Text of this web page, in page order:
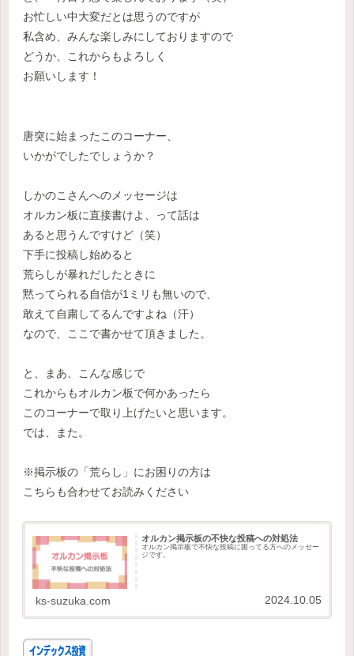
お忙しい中大変だとは思うのですが
私含め、みんな楽しみにしておりますので
どうか、これからもよろしく
お願いします！
唐突に始まったこのコーナー、
いかがでしたでしょうか？
しかのこさんへのメッセージは
オルカン板に直接書けよ、って話は
あると思うんですけど（笑）
下手に投稿し始めると
荒らしが暴れだしたときに
黙ってられる自信が1ミリも無いので、
敢えて自粛してるんですよね（汗）
なので、ここで書かせて頂きました。
と、まあ、こんな感じで
これからもオルカン板で何かあったら
このコーナーで取り上げたいと思います。
では、また。
※掲示板の「荒らし」にお困りの方は
こちらも合わせてお読みください
オルカン掲示板の不快な投稿への対処法
オルカン掲示板で不快な投稿に困ってる方へのメッセー
ジです。
ks-suzuka.com 2024.10.05